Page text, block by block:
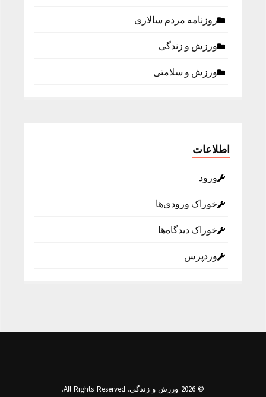
روزنامه مردم سالاری
ورزش و زندگی
ورزش و سلامتی
اطلاعات
ورود
خوراک ورودی‌ها
خوراک دیدگاه‌ها
وردپرس
© 2026 ورزش و زندگی. All Rights Reserved.